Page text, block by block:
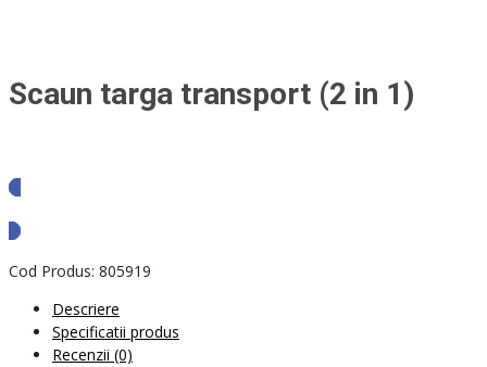
Scaun targa transport (2 in 1)
Cod Produs: 805919
Descriere
Specificatii produs
Recenzii (0)